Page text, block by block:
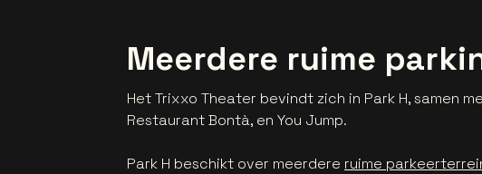
Meerdere ruime
Het Trixxo Theater bevindt zich in Park H, samen
Restaurant Bontà, en You Jump.
Park H beschikt over meerdere ruime